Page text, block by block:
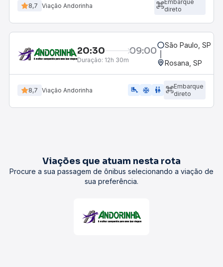
8,7 Viação Andorinha
Embarque
direto
20:30 09:00
Duração: 12h 30m
São Paulo, SP -
Rosana, SP
8,7 Viação Andorinha airline_seat_legroom_extra ac_unit wc
Embarque
direto
Viações que atuam nesta rota
Procure a sua passagem de ônibus selecionando a viação de
sua preferência.